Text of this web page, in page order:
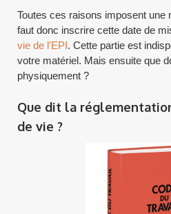
Toutes ces raisons imposent une
faut donc inscrire cette date de
vie de l'EPI. Cette partie est
votre matériel. Mais ensuite que
physiquement ?
Que dit la
de vie ?